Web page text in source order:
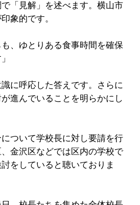
「見解」を述べます。横山市
象的です。
、ゆとりある食事時間を確保
に呼応した答えです。さらに
進んでいることを明らかにし
ついて学校長に対し要請を行
金沢区などでは区内の学校で
をしていると聴いておりま